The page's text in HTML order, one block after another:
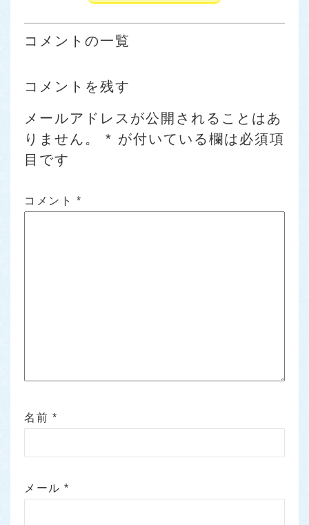
コメントの一覧
コメントを残す
メールアドレスが公開されることはあ
りません。
* が付いている欄は必須項
目です
コメント *
名前 *
メール*